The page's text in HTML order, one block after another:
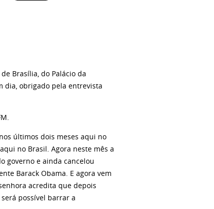
Brasília, do Palácio da
dia, obrigado pela entrevista
últimos dois meses aqui no
no Brasil. Agora neste mês a
governo e ainda cancelou
Barack Obama. E agora vem
acredita que depois
possível barrar a